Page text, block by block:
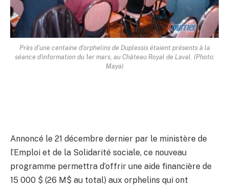
Près d'une centaine d'orphelins de Duplessis étaient présents à la
séance d'information du 1er mars, au Château Royal de Laval. (Photo:
Maya)
Annoncé le 21 décembre dernier par le ministère de
l’Emploi et de la Solidarité sociale, ce nouveau
programme permettra d’offrir une aide financière de
15 000 $ (26 M$ au total) aux orphelins qui ont